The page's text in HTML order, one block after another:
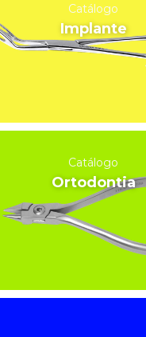
Catálogo
Implante
Catálogo
Ortodontia